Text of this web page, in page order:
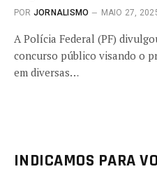
POR JORNALISMO MAIO 27,
A Polícia Federal (PF)
concurso público visando o
em diversas…
INDICAMOS PARA